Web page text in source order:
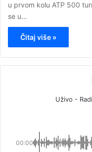
u prvom kolu ATP 500
se u…
Čitaj više »
Uživo -
00:00